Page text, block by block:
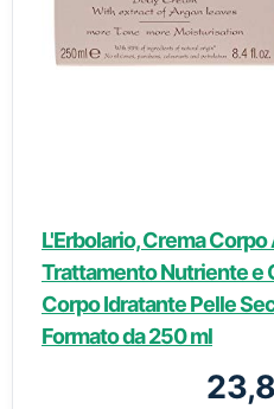
L'Erbolario, Crema
Trattamento Nutriente e
Corpo Idratante Pelle
Formato da 250 ml